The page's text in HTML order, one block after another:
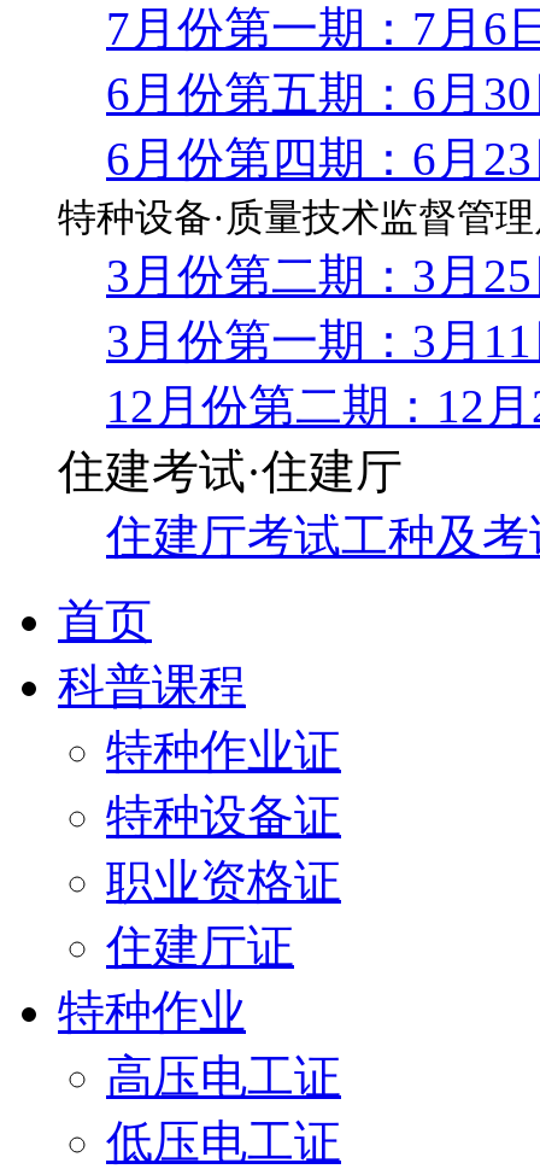
7月份第一期：7月6
6月份第五期：6月
6月份第四期：6月
特种设备·质量技术监督管
3月份第二期：3月
3月份第一期：3月
12月份第二期：12
住建考试·住建厅
住建厅考试工种及
首页
科普课程
特种作业证
特种设备证
职业资格证
住建厅证
特种作业
高压电工证
低压电工证